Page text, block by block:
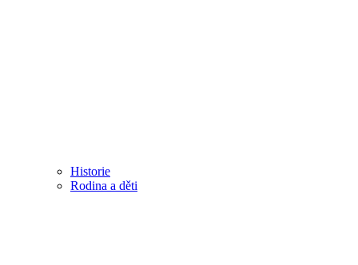
Historie
Rodina a děti